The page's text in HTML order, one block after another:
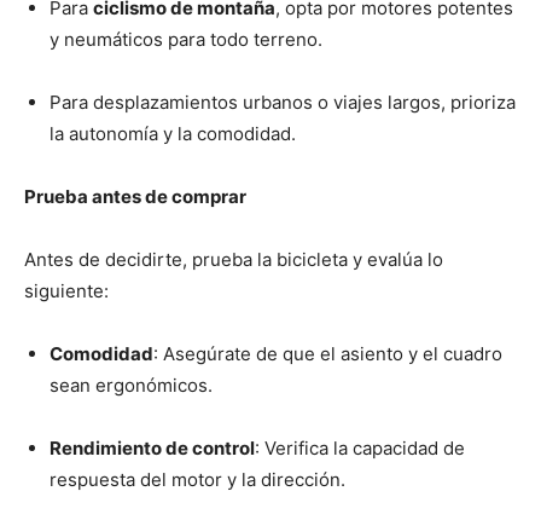
Para ciclismo de montaña, opta por motores potentes
y neumáticos para todo terreno.
Para desplazamientos urbanos o viajes largos, prioriza
la autonomía y la comodidad.
Prueba antes de comprar
Antes de decidirte, prueba la bicicleta y evalúa lo
siguiente:
Comodidad: Asegúrate de que el asiento y el cuadro
sean ergonómicos.
Rendimiento de control: Verifica la capacidad de
respuesta del motor y la dirección.